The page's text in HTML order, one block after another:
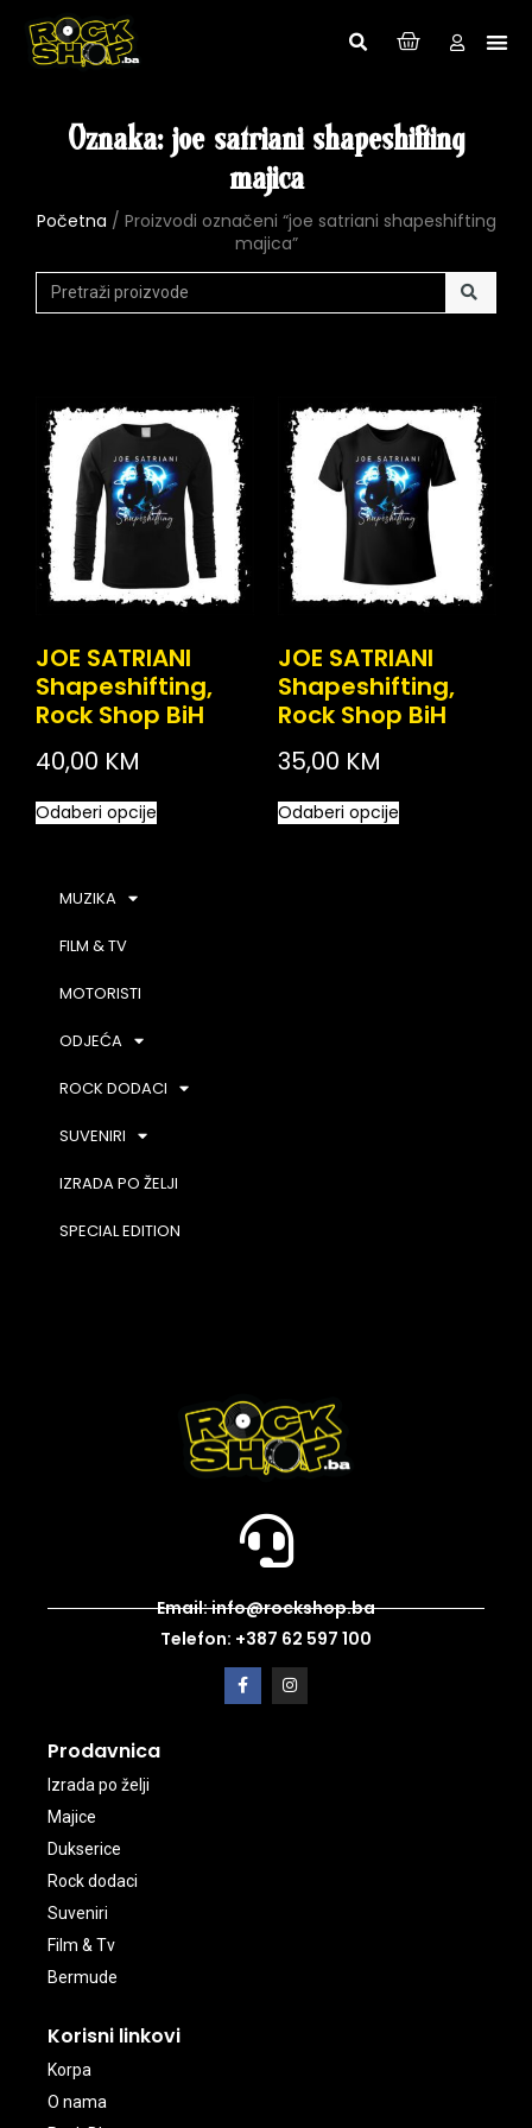
Oznaka: joe satriani shapeshifting
majica
Početna / Proizvodi označeni “joe satriani shapeshifting
majica”
JOE SATRIANI
Shapeshifting,
Rock Shop BiH
40,00 KM
Odaberi opcije
JOE SATRIANI
Shapeshifting,
Rock Shop BiH
35,00 KM
Odaberi opcije
MUZIKA
FILM & TV
MOTORISTI
ODJEĆA
ROCK DODACI
SUVENIRI
IZRADA PO ŽELJI
SPECIAL EDITION
Email: info@rockshop.ba
Telefon: +387 62 597 100
Prodavnica
Izrada po želji
Majice
Dukserice
Rock dodaci
Suveniri
Film & Tv
Bermude
Korisni linkovi
Korpa
O nama